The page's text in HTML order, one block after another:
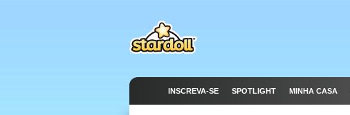
INSCREVA-SE SPOTLIGHT MINHA CASA